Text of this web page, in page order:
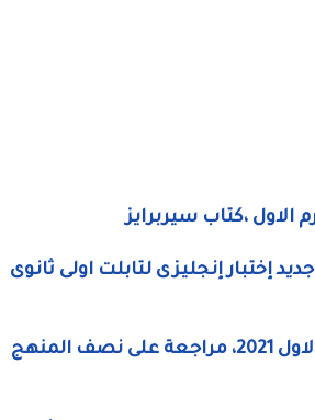
الاول ،كتاب سيربرايز
إختبار إنجليزى لتابلت اولى ثانوى
اختبار لغة إنجليزية الكترونى للصف الاول الثانوي الترم الاول 2021، مراجعة على نصف المنهج